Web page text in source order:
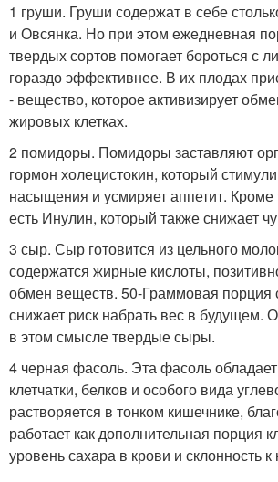
1 груши. Груши содержат в себе
и Овсянка. Но при этом ежедневная
твердых сортов помогает бороться с
гораздо эффективнее. В их плодах
- вещество, которое активизирует
жировых клетках.
2 помидоры. Помидоры заставляют
гормон холецистокин, который
насыщения и усмиряет аппетит. Кроме
есть Инулин, который также снижает
3 сыр. Сыр готовится из цельного
содержатся жирные кислоты,
обмен веществ. 50-Граммовая порция
снижает риск набрать вес в будущем.
в этом смысле твердые сыры.
4 черная фасоль. Эта фасоль
клетчатки, белков и особого вида
растворяется в тонком кишечнике,
работает как дополнительная порция
уровень сахара в крови и склонность